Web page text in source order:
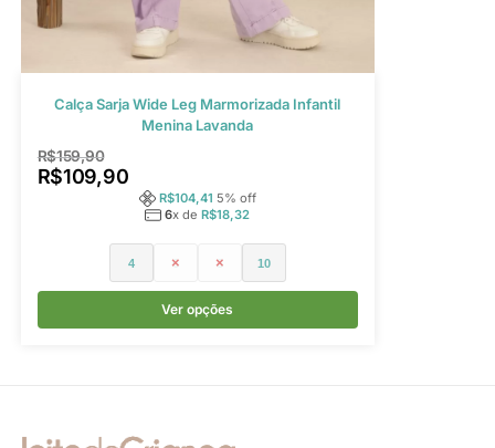
Calça Sarja Wide Leg Marmorizada Infantil
Menina Lavanda
R$159,90
R$109,90
R$104,41 5% off
6x deR$18,32
4 6 8 10
Ver opções